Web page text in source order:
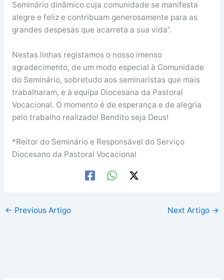
Seminário dinâmico cuja comunidade se manifesta
alegre e feliz e contribuam generosamente para as
grandes despesas que acarreta a sua vida”.
Nestas linhas registamos o nosso imenso
agradecimento, de um modo especial à Comunidade
do Seminário, sobretudo aos seminaristas que mais
trabalharam, e à equipa Diocesana da Pastoral
Vocacional. O momento é de esperança e de alegria
pelo trabalho realizado! Bendito seja Deus!
*Reitor do Seminário e Responsável do Serviço
Diocesano da Pastoral Vocacional
← Previous Artigo Next Artigo →